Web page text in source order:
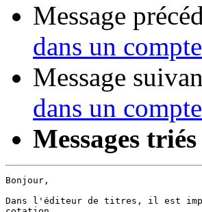
Message
dans un
Message
dans un
Messages
Bonjour,
Dans l'éditeur de titres, il est